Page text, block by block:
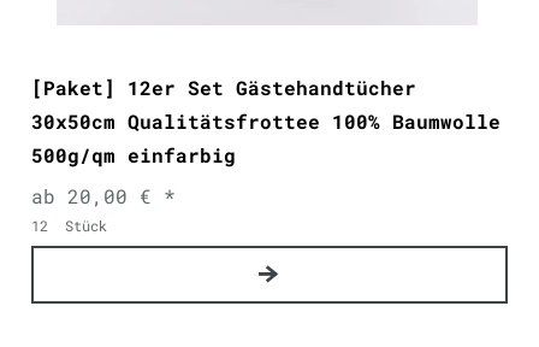
[Paket] 12er Set Gästehandtücher
30x50cm Qualitätsfrottee 100% Baumwolle
500g/qm einfarbig
ab 20,00 € *
12 Stück